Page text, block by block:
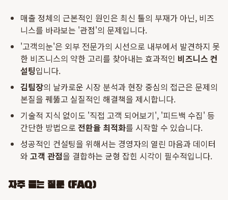
매출 정체의 근본적인 원인은 최신 툴의 부재가 아닌, 비즈
니스를 바라보는 '관점'의 문제입니다.
'고객의눈'은 외부 전문가의 시선으로 내부에서 발견하지 못
한 비즈니스의 약한 고리를 찾아내는 효과적인 비즈니스 컨
설팅입니다.
김팀장의 날카로운 시장 분석과 현장 중심의 접근은 문제의
본질을 꿰뚫고 실질적인 해결책을 제시합니다.
기술적 지식 없이도 '직접 고객 되어보기', '피드백 수집' 등
간단한 방법으로 전환율 최적화를 시작할 수 있습니다.
성공적인 컨설팅을 위해서는 경영자의 열린 마음과 데이터
와 고객 관점을 결합하는 균형 잡힌 시각이 필수적입니다.
자주 묻는 질문 (FAQ)